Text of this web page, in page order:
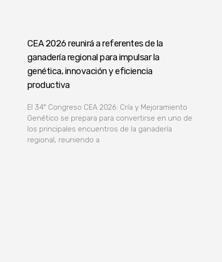
CEA 2026 reunirá a referentes de la
ganadería regional para impulsar la
genética, innovación y eficiencia
productiva
El 34º Congreso CEA 2026: Cría y Mejoramiento
Genético se prepara para convertirse en uno de
los principales encuentros de la ganadería
regional, reuniendo a